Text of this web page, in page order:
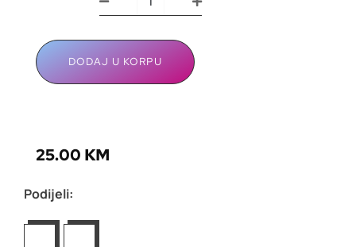
DODAJ U KORPU
25.00 KM
Podijeli: